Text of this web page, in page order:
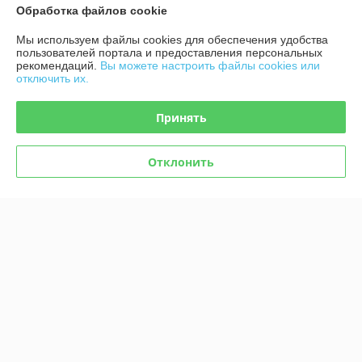
Контакты
Доставка и оплата
Полная версия сайта
Обработка файлов cookie
Мы используем файлы cookies для обеспечения удобства
пользователей портала и предоставления персональных
рекомендаций. Вы можете настроить файлы cookies или
отключить их.
Принять
Отклонить